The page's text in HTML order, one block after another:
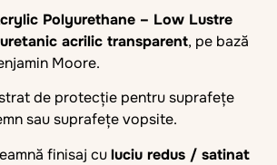
Polyurethane – Low Lustre
acrilic transparent, pe bază
Moore.
de protecție pentru suprafețe
sau suprafețe vopsite.
finisaj culuciu redus / satinat